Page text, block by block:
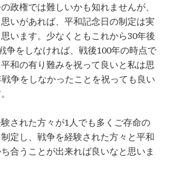
政権では難しいかも知れませんが、
いがあれば、平和記念日の制定は実
います。少なくともこれから30年後
争をしなければ、戦後100年の時点で
和の有り難みを祝って良いと私は思
争をしなかったことを祝っても良い
された方々が1人でも多くご存命の
定し、戦争を経験された方々と平和
合うことが出来れば良いなと思いま